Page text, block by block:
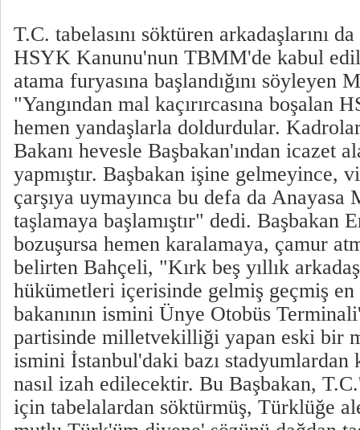
T.C. tabelasını söktüren arkadaşlarını
HSYK Kanunu'nun TBMM'de kabul
atama furyasına başlandığını söyleyen
"Yangından mal kaçırırcasına boşalan
hemen yandaşlarla doldurdular.
Bakanı hevesle Başbakan'ından icazet
yapmıştır. Başbakan işine gelmeyince,
çarşıya uymayınca bu defa da Anayasa
taşlamaya başlamıştır" dedi. Başbakan
bozuşursa hemen karalamaya, çamur
belirten Bahçeli, "Kırk beş yıllık
hükümetleri içerisinde gelmiş geçmiş en
bakanının ismini Ünye Otobüs
partisinde milletvekilliği yapan eski bir
ismini İstanbul'daki bazı stadyumlardan
nasıl izah edilecektir. Bu Başbakan,
için tabelalardan söktürmüş, Türklüğe